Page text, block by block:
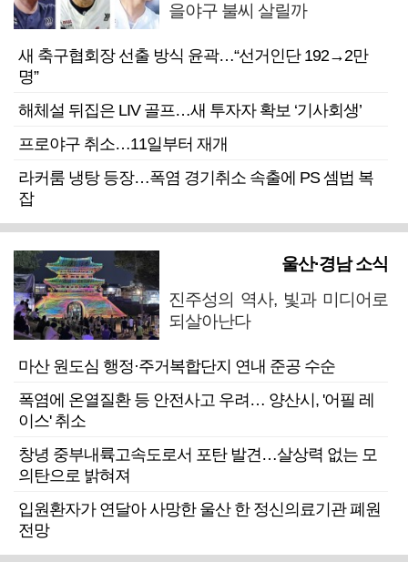
을야구 불씨 살릴까
새 축구협회장 선출 방식 윤곽…“선거인단 192→2만
명”
해체설 뒤집은 LIV 골프…새 투자자 확보 ‘기사회생’
프로야구 취소…11일부터 재개
라커룸 냉탕 등장…폭염 경기취소 속출에 PS 셈법 복
잡
울산·경남 소식
진주성의 역사, 빛과 미디어로
되살아난다
마산 원도심 행정·주거복합단지 연내 준공 수순
폭염에 온열질환 등 안전사고 우려… 양산시, '어필 레
이스' 취소
창녕 중부내륙고속도로서 포탄 발견…살상력 없는 모
의탄으로 밝혀져
입원환자가 연달아 사망한 울산 한 정신의료기관 폐원
전망